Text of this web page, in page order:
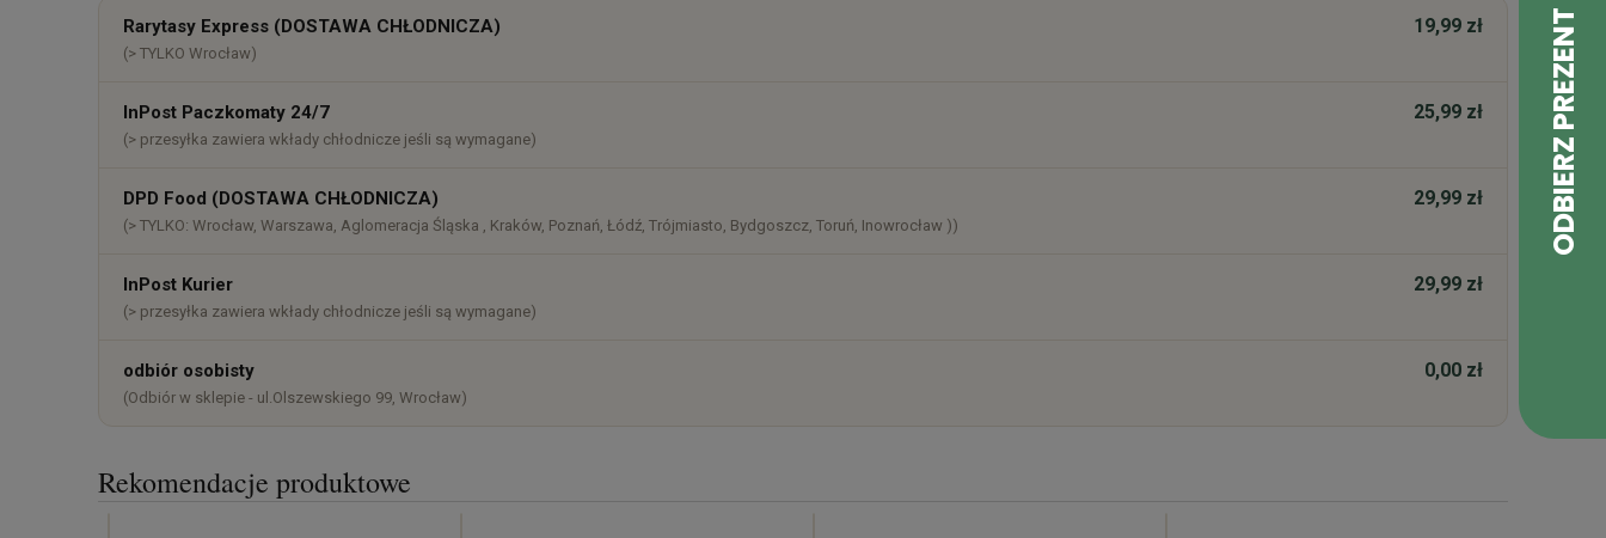
Cena nie zawiera ewentualnych kosztów
Rarytasy Express (DOSTAWA CHŁODNICZA)
(> TYLKO Wrocław)
19,99 zł
InPost Paczkomaty 24/7
(> przesyłka zawiera wkłady chłodnicze jeśli są wymagane)
25,99 zł
DPD Food (DOSTAWA CHŁODNICZA)
(> TYLKO: Wrocław, Warszawa, Aglomeracja Śląska , Kraków, Poznań, Łódź, Trójmiasto, Bydgoszcz, Toruń, Inowrocław ))
29,99 zł
InPost Kurier
(> przesyłka zawiera wkłady chłodnicze jeśli są wymagane)
29,99 zł
odbiór osobisty
(Odbiór w sklepie - ul.Olszewskiego 99, Wrocław)
0,00 zł
Rekomendacje produktowe